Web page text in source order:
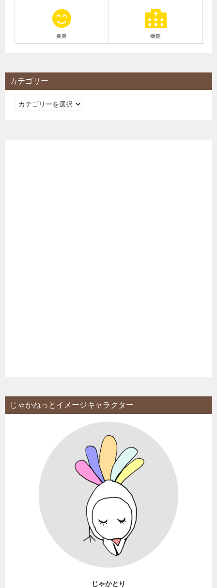
美容 病院
カテゴリー
カ
じゃかねっとイメージキャラクター
じゃかとり